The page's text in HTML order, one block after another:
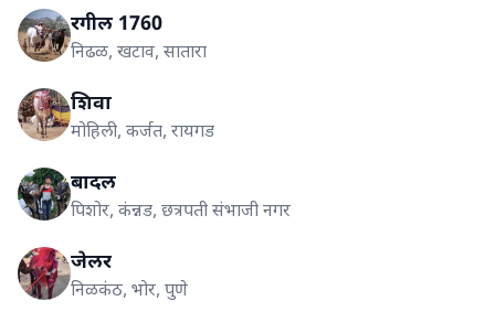
रगील 1760
निढळ, खटाव, सातारा
शिवा
मोहिली, कर्जत, रायगड
बादल
पिशोर, कंन्नड, छत्रपती संभाजी नगर
जेलर
निळकंठ, भोर, पुणे